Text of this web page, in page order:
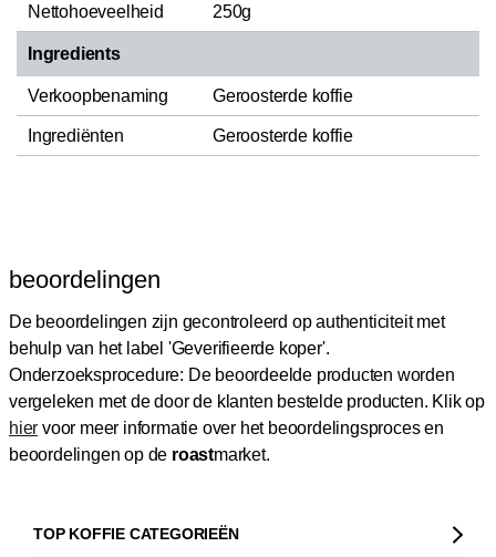
Nettohoeveelheid 250g
Ingredients
Verkoopbenaming Geroosterde koffie
Ingrediënten Geroosterde koffie
beoordelingen
De beoordelingen zijn gecontroleerd op authenticiteit met
behulp van het label 'Geverifieerde koper'.
Onderzoeksprocedure: De beoordeelde producten worden
vergeleken met de door de klanten bestelde producten. Klik op
hier voor meer informatie over het beoordelingsproces en
beoordelingen op de roastmarket.
TOP KOFFIE CATEGORIEËN